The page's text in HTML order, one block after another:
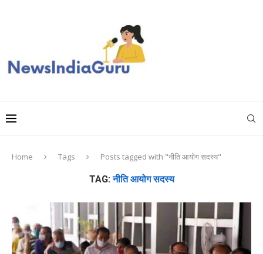
Home Tags Posts tagged with "नीति आयोग सदस्य"
TAG:नीति आयोग सदस्य